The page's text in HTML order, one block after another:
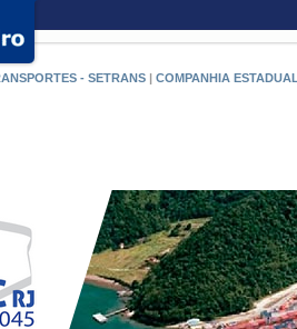
- SETRANS | COMPANHIA